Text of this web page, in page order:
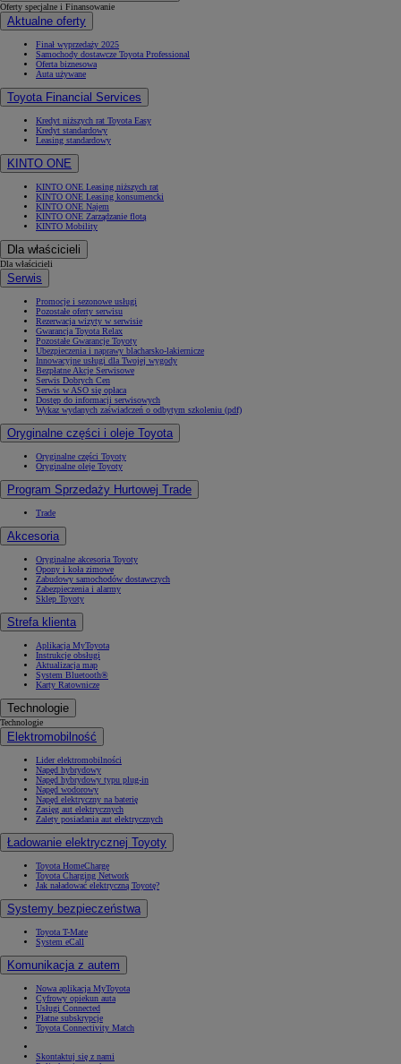
Oferty specjalne i Finansowanie
Aktualne oferty
Finał wyprzedaży 2025
Samochody dostawcze Toyota Professional
Oferta biznesowa
Auta używane
Toyota Financial Services
Kredyt niższych rat Toyota Easy
Kredyt standardowy
Leasing standardowy
KINTO ONE
KINTO ONE Leasing niższych rat
KINTO ONE Leasing konsumencki
KINTO ONE Najem
KINTO ONE Zarządzanie flotą
KINTO Mobility
Dla właścicieli
Dla właścicieli
Serwis
Promocje i sezonowe usługi
Pozostałe oferty serwisu
Rezerwacja wizyty w serwisie
Gwarancja Toyota Relax
Pozostałe Gwarancje Toyoty
Ubezpieczenia i naprawy blacharsko-lakiernicze
Innowacyjne usługi dla Twojej wygody
Bezpłatne Akcje Serwisowe
Serwis Dobrych Cen
Serwis w ASO się opłaca
Dostęp do informacji serwisowych
Wykaz wydanych zaświadczeń o odbytym szkoleniu (pdf)
Oryginalne części i oleje Toyota
Oryginalne części Toyoty
Oryginalne oleje Toyoty
Program Sprzedaży Hurtowej Trade
Trade
Akcesoria
Oryginalne akcesoria Toyoty
Opony i koła zimowe
Zabudowy samochodów dostawczych
Zabezpieczenia i alarmy
Sklep Toyoty
Strefa klienta
Aplikacja MyToyota
Instrukcje obsługi
Aktualizacja map
System Bluetooth®
Karty Ratownicze
Technologie
Technologie
Elektromobilność
Lider elektromobilności
Napęd hybrydowy
Napęd hybrydowy typu plug-in
Napęd wodorowy
Napęd elektryczny na baterię
Zasięg aut elektrycznych
Zalety posiadania aut elektrycznych
Ładowanie elektrycznej Toyoty
Toyota HomeCharge
Toyota Charging Network
Jak naładować elektryczną Toyotę?
Systemy bezpieczeństwa
Toyota T-Mate
System eCall
Komunikacja z autem
Nowa aplikacja MyToyota
Cyfrowy opiekun auta
Usługi Connected
Płatne subskrypcje
Toyota Connectivity Match
Skontaktuj się z nami